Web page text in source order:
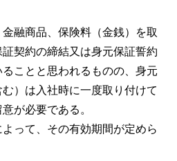
融商品、保険料（金銭）を取
契約の締結又は身元保証誓約
ことと思われるものの、身元
）は入社時に一度取り付けて
が必要である。
って、その有効期間が定めら